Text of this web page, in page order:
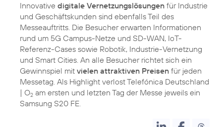
Innovative digitale Vernetzungslösungen für Industrie
und Geschäftskunden sind ebenfalls Teil des
Messeauftritts. Die Besucher erwarten Informationen
rund um 5G Campus-Netze und SD-WAN, IoT-
Referenz-Cases sowie Robotik, Industrie-Vernetzung
und Smart Cities. An alle Besucher richtet sich ein
Gewinnspiel mit vielen attraktiven Preisen für jeden
Messetag. Als Highlight verlost Telefónica Deutschland
| O2 am ersten und letzten Tag der Messe jeweils ein
Samsung S20 FE.